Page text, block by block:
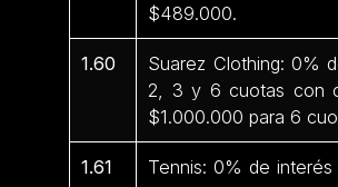
$489.000.
1.60
Suarez Clothing: 0%
2, 3 y 6 cuotas con
$1.000.000 para 6
1.61
Tennis: 0% de